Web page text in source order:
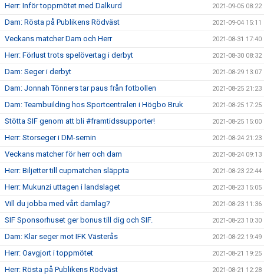
Herr: Inför toppmötet med Dalkurd 2021-09-05 08:22
Dam: Rösta på Publikens Rödväst 2021-09-04 15:11
Veckans matcher Dam och Herr 2021-08-31 17:40
Herr: Förlust trots spelövertag i derbyt 2021-08-30 08:32
Dam: Seger i derbyt 2021-08-29 13:07
Dam: Jonnah Tönners tar paus från fotbollen 2021-08-25 21:23
Dam: Teambuilding hos Sportcentralen i Högbo Bruk 2021-08-25 17:25
Stötta SIF genom att bli #framtidssupporter! 2021-08-25 15:00
Herr: Storseger i DM-semin 2021-08-24 21:23
Veckans matcher för herr och dam 2021-08-24 09:13
Herr: Biljetter till cupmatchen släppta 2021-08-23 22:44
Herr: Mukunzi uttagen i landslaget 2021-08-23 15:05
Vill du jobba med vårt damlag? 2021-08-23 11:36
SIF Sponsorhuset ger bonus till dig och SIF. 2021-08-23 10:30
Dam: Klar seger mot IFK Västerås 2021-08-22 19:49
Herr: Oavgjort i toppmötet 2021-08-21 19:25
Herr: Rösta på Publikens Rödväst 2021-08-21 12:28